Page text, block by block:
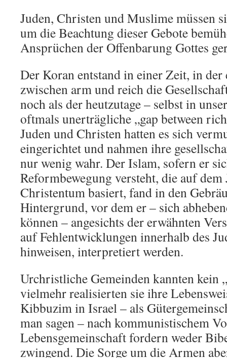
Juden, Christen und Muslime müssen
um die Beachtung dieser Gebote
Ansprüchen der Offenbarung Gottes
Der Koran entstand in einer Zeit, in
zwischen arm und reich die
noch als der heutzutage – selbst in
oftmals unerträgliche „gap between
Juden und Christen hatten es sich
eingerichtet und nahmen ihre
nur wenig wahr. Der Islam, sofern er
Reformbewegung versteht, die auf dem
Christentum basiert, fand in den
Hintergrund, vor dem er – sich
können – angesichts der erwähnten
auf Fehlentwicklungen innerhalb des
hinweisen, interpretiert werden.
Urchristliche Gemeinden kannten kein
vielmehr realisierten sie ihre
Kibbuzim in Israel – als
man sagen – nach kommunistischem
Lebensgemeinschaft fordern weder
zwingend. Die Sorge um die Armen